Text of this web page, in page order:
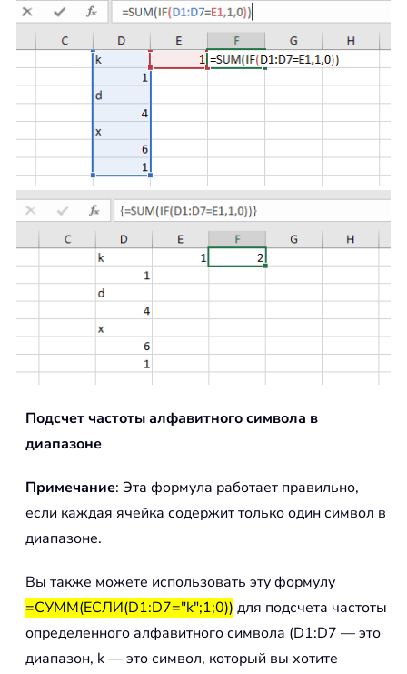
Подсчет частоты алфавитного символа в
диапазоне
Примечание: Эта формула работает правильно,
если каждая ячейка содержит только один символ в
диапазоне.
Вы также можете использовать эту формулу
=СУММ(ЕСЛИ(D1:D7="k";1;0)) для подсчета частоты
определенного алфавитного символа (D1:D7 — это
диапазон, k — это символ, который вы хотите